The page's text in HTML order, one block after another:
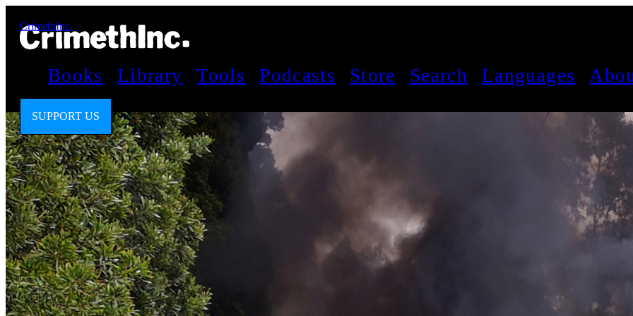
CrimethInc.
Books Library Tools Podcasts Store Search Languages
SUPPORT US